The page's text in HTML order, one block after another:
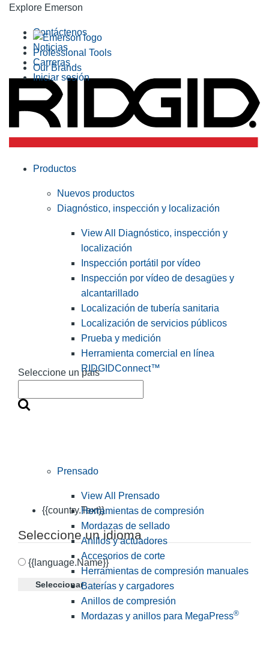
Explore Emerson
Professional Tools
Our Brands
Contáctenos
Noticias
Carreras
Iniciar sesión
Seleccione un país
{{country.Text}}
Seleccione un idioma
{{language.Name}}
Seleccionar
Productos
Nuevos productos
Diagnóstico, inspección y localización
View All Diagnóstico, inspección y
localización
Inspección portátil por vídeo
Inspección por vídeo de desagües y
alcantarillado
Localización de tubería sanitaria
Localización de servicios públicos
Prueba y medición
Herramienta comercial en línea
RIDGIDConnect™
Prensado
View All Prensado
Herramientas de compresión
Mordazas de sellado
Anillos y actuadores
Accesorios de corte
Herramientas de compresión manuales
Baterías y cargadores
Anillos de compresión
Mordazas y anillos para MegaPress®